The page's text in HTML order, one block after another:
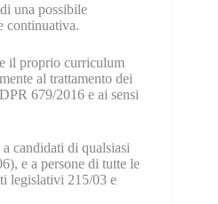
una possibile
continuativa.
il proprio curriculum
al trattamento dei
679/2016 e ai sensi
candidati di qualsiasi
e a persone di tutte le
legislativi 215/03 e